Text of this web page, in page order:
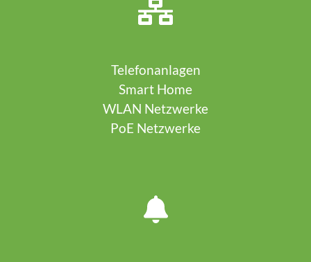
Telefonanlagen
Smart Home
WLAN Netzwerke
PoE Netzwerke